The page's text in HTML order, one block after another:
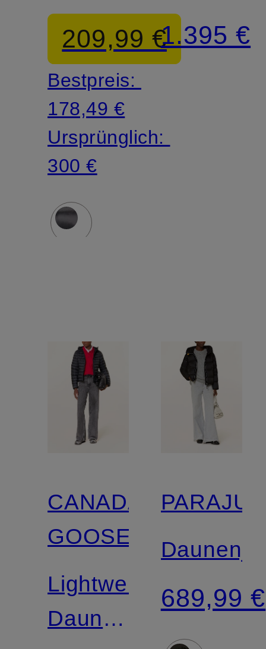
DOWN
SWEATER
209,99 €
Bestpreis:
178,49 €
Ursprünglich:
300 €
1.395 €
CANADA
GOOSE
Lightweight-
Daunenjacke
689,99 €